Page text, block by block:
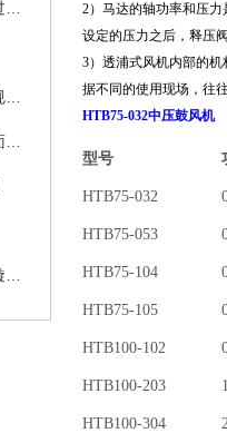
2）马达的轴功率和压
设定的压力之后，释压
3）透浦式风机内部的
据不同的使用现场，往
HTB75-032中压鼓风机
型号
HTB75-032
HTB75-053
HTB75-104
HTB75-105
HTB100-102
HTB100-203
HTB100-304